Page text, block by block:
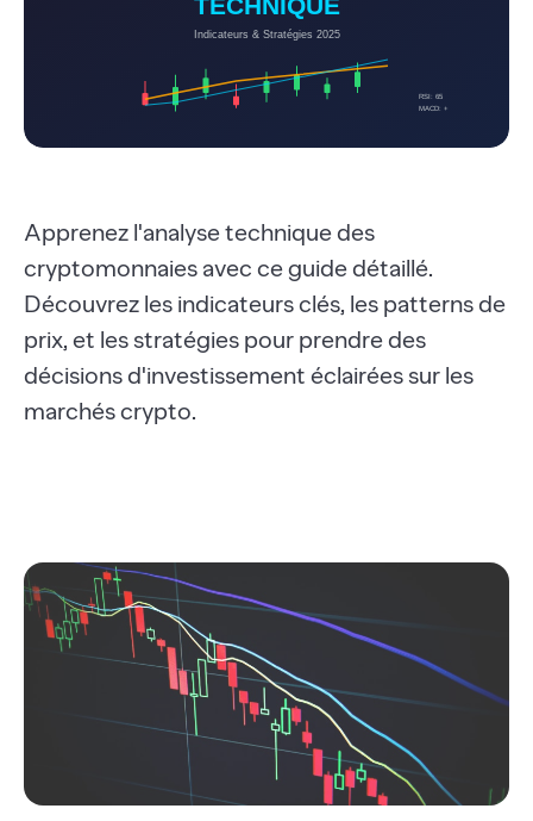
Apprenez l'analyse technique des
cryptomonnaies avec ce guide détaillé.
Découvrez les indicateurs clés, les patterns de
prix, et les stratégies pour prendre des
décisions d'investissement éclairées sur les
marchés crypto.